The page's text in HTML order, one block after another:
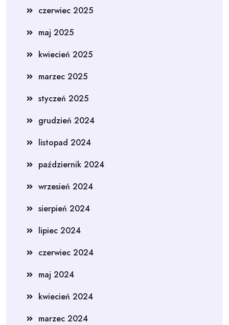
czerwiec 2025
maj 2025
kwiecień 2025
marzec 2025
styczeń 2025
grudzień 2024
listopad 2024
październik 2024
wrzesień 2024
sierpień 2024
lipiec 2024
czerwiec 2024
maj 2024
kwiecień 2024
marzec 2024